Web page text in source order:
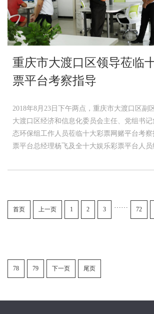
重庆市大渡口区领导莅临
票平台考察指导
2018年8月23日下午两点，重庆市大渡口区副
大渡口区经济和信息化委员会主任、党组书
态环保组工作人员莅临十大彩票网赌平台考
票平台总经理杨飞及全十大娱乐彩票平台人员
首页 上一页 1 2 3 72
78 79 下一页 尾页